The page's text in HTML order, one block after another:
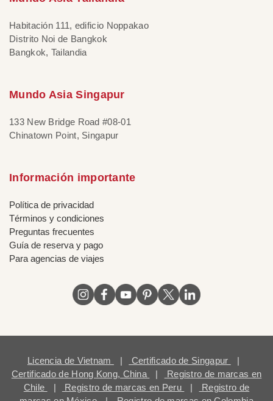
Habitación 111, edificio Noppakao
Distrito Noi de Bangkok
Bangkok, Tailandia
Mundo Asia Singapur
133 New Bridge Road #08-01
Chinatown Point, Singapur
Información importante
Política de privacidad
Términos y condiciones
Preguntas frecuentes
Guía de reserva y pago
Para agencias de viajes
Licencia de Vietnam | Certificado de Singapur
|
Certificado de Hong Kong, China
|
Registro de marcas en
Chile
| Registro de marcas en Peru |
Registro de